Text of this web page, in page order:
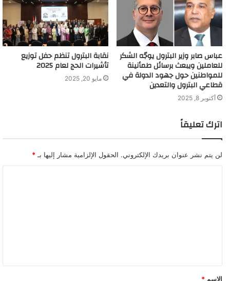
عباس صابر وزير البترول يوجّه الشكر
للعاملين ويبعث برسائل طمأنينة
للمواطنين حول جهود الدولة في
قطاعي البترول والتعدين
أكتوبر 8, 2025
نقابة البترول تنظم حفل توزيع
تأشيرات الحج لعام 2025
مايو 20, 2025
اترك تعليقاً
لن يتم نشر عنوان بريدك الإلكتروني. الحقول الإلزامية مشار إليها بـ *
ق
الاسم *